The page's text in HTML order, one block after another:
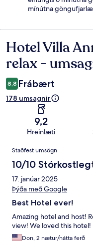
mínútna
Umsagnir
Hotel Villa
relax -
8,8 Frábært
178 umsagnir
9,2
Hreinlæti
Umsagnir
Staðfest umsögn
10/10
17. janúar 2025
Þýða með Google
Best Hotel ever!
Amazing hotel and host!
view! We loved this hotel!
Don, 2 nætur/nátta ferð